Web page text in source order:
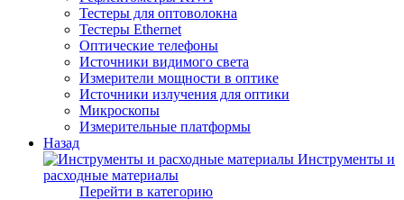
Тестеры для оптоволокна
Тестеры Ethernet
Оптические телефоны
Источники видимого света
Измерители мощности в оптике
Источники излучения для оптики
Микроскопы
Измерительные платформы
Назад
Инструменты и
расходные материалы
Перейти в категорию